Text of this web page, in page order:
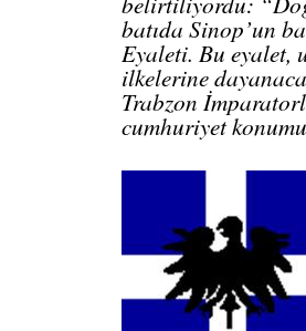
batıda Sinop’un
Eyaleti. Bu eyalet,
ilkelerine
Trabzon
cumhuriyet